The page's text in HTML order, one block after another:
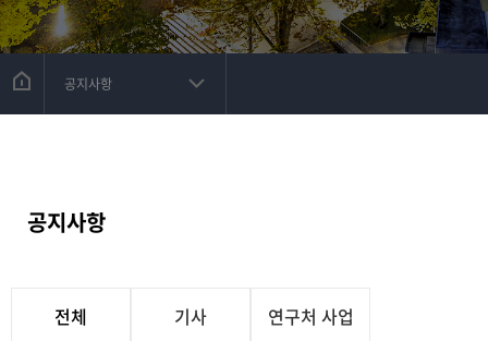
공지사항
공지사항
전체 기사 연구처 사업